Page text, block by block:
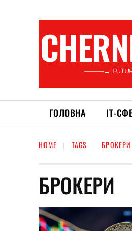
———→
ГОЛОВНА ІТ-
HOME TAGS БРОКЕРИ
БРОКЕРИ